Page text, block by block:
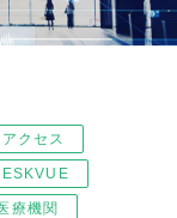
クセス
療機関